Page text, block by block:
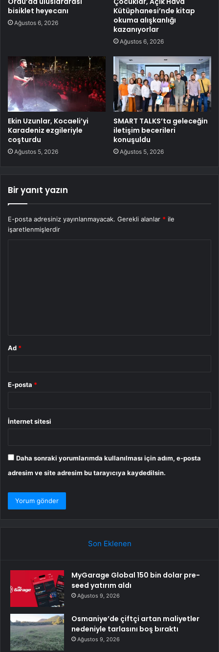
bisiklet heyecanı
Ağustos 6, 2026
Kütüphanesi’nde kitap
okuma alışkanlığı
kazanıyorlar
Ağustos 6, 2026
Ekin Uzunlar, Kocaeli’yi
Karadeniz ezgileriyle
coşturdu
Ağustos 5, 2026
SMART TALKS’ta geleceğin
iletişim becerileri
konuşuldu
Ağustos 5, 2026
Bir yanıt yazın
E-posta adresiniz yayınlanmayacak. Gerekli alanlar * ile
işaretlenmişlerdir
Ad *
E-posta *
İnternet sitesi
Daha sonraki yorumlarımda kullanılması için adım, e-posta
adresim ve site adresim bu tarayıcıya kaydedilsin.
Son Eklenen
MyGarage Global 150 bin dolar pre-
seed yatırım aldı
Ağustos 9, 2026
Osmaniye’de çiftçi artan maliyetler
nedeniyle tarlasını boş bıraktı
Ağustos 9, 2026